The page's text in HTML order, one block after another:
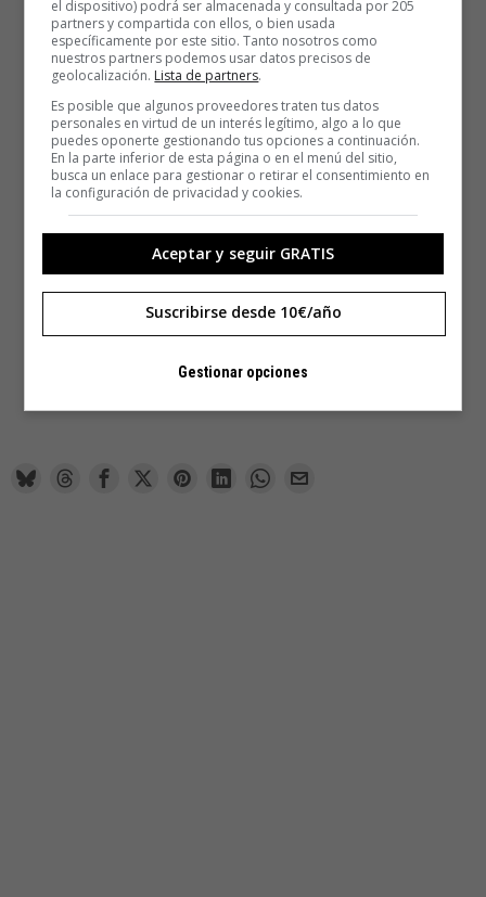
el dispositivo) podrá ser almacenada y consultada por 205
partners y compartida con ellos, o bien usada
específicamente por este sitio. Tanto nosotros como
nuestros partners podemos usar datos precisos de
geolocalización. Lista de partners.
Es posible que algunos proveedores traten tus datos
personales en virtud de un interés legítimo, algo a lo que
puedes oponerte gestionando tus opciones a continuación.
En la parte inferior de esta página o en el menú del sitio,
busca un enlace para gestionar o retirar el consentimiento en
la configuración de privacidad y cookies.
Aceptar y seguir GRATIS
Suscribirse desde 10€/año
Gestionar opciones